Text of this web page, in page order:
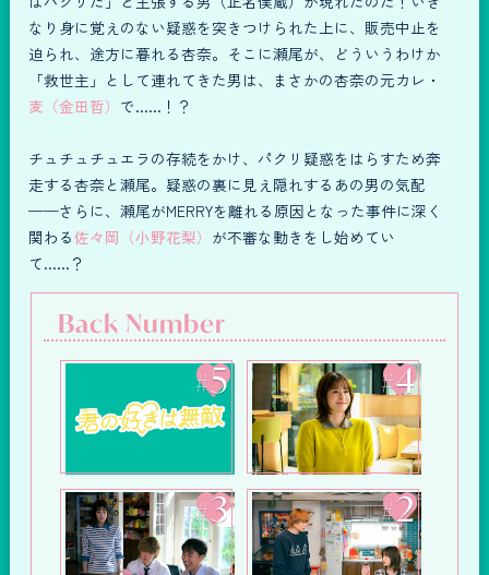
なり身に覚えのない疑惑を突きつけられた上に、販売中止を
迫られ、途方に暮れる杏奈。そこに瀬尾が、どういうわけか
「救世主」として連れてきた男は、まさかの杏奈の元カレ・
麦（金田哲） で……！？
チュチュチュエラの存続をかけ、パクリ疑惑をはらすため奔
走する杏奈と瀬尾。疑惑の裏に見え隠れするあの男の気配
──さらに、瀬尾がMERRYを離れる原因となった事件に深く
関わる佐々岡（小野花梨） が不審な動きをし始めてい
て……？
Back Number
#5 #4
#3 #2